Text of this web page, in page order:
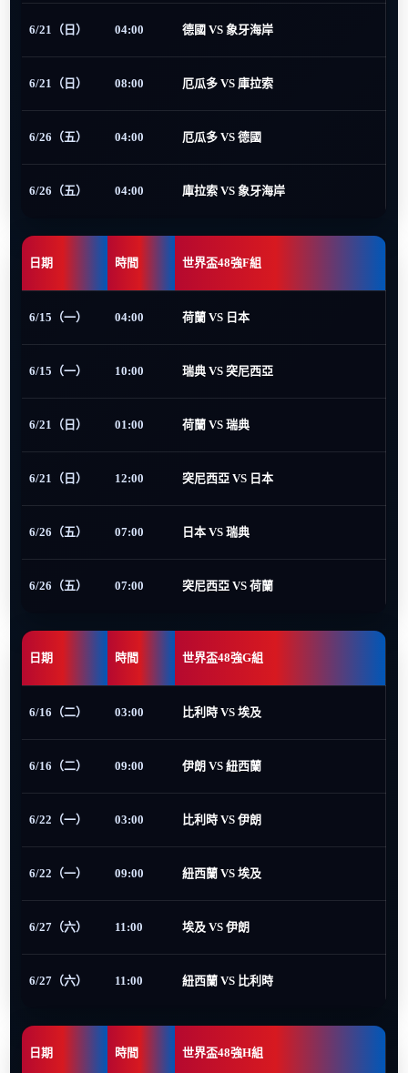
6/21（日） 04:00 德國 VS 象牙海岸
6/21（日） 08:00 厄瓜多 VS 庫拉索
6/26（五） 04:00 厄瓜多 VS 德國
6/26（五） 04:00 庫拉索 VS 象牙海岸
日期 時間 世界盃48強F組
6/15（一） 04:00 荷蘭 VS 日本
6/15（一） 10:00 瑞典 VS 突尼西亞
6/21（日） 01:00 荷蘭 VS 瑞典
6/21（日） 12:00 突尼西亞 VS 日本
6/26（五） 07:00 日本 VS 瑞典
6/26（五） 07:00 突尼西亞 VS 荷蘭
日期 時間 世界盃48強G組
6/16（二） 03:00 比利時 VS 埃及
6/16（二） 09:00 伊朗 VS 紐西蘭
6/22（一） 03:00 比利時 VS 伊朗
6/22（一） 09:00 紐西蘭 VS 埃及
6/27（六） 11:00 埃及 VS 伊朗
6/27（六） 11:00 紐西蘭 VS 比利時
日期 時間 世界盃48強H組